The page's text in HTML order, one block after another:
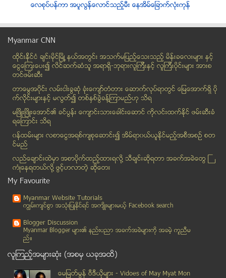
ေလစုပ္ပန္ကာ အပူလြန္ေလာင္သည့္မီး ေနအိမ္ေျခာက္လံုးကုန္
လႈိင္ၿမိဳ႕နယ္ ၁၃ ရပ္ကြက္တြင္ မီးေလာင္မႈျဖစ္ပြားၿပီ...
ယူကရိန္း ခြဲထြက္ေရးသမားေခါင္းေဆာင္က သူပုန္ေတြနဲ႔ ႏ...
ေရေပၚမွာ မီးေလာင္ (ရုပ္/သံ)
မိခင္တက္ႀကြပါမွ သားသမီးမ်ားလည္း တက္ႀကြေသာ ကေလးျဖစ္...
အလုံလမ္း၌ ႏွစ္ထပ္တိုက္ေဟာင္း ၿပဳိက်ရာမွ ႏွစ္ဦးေသ၊...
ဟံသာဝတီအဝိုင္း မီးပြိဳင့္စနစ္ ေျပာင္းရန္ ႏွစ္လတိုး...
Dramatic temperature change ရုတ္တရက္ အပူခ်ိန္အေျပာ...
အေမြခံေကာင္းႏွင့္ အေမြခံဆုိး
သင္မသိေသးတဲ့ ျမန္မာ့ဂုဏ္ေဆာင္ၿပီး ကမ ၻာကေလးစားရတဲ့...
စိတ္ဓာတ္က်ဆင္းမွု ျဖစ္ရပံုႏွင့္ ေျဖရွင္းပံု နည္းလမ္း
တရားမ၀င္ သစ္မ်ားသယ္ေဆာင္လာသည့္ ကားေမွာက္မႈေၾကာင့္ ...
တ႐ုတ္ တည္ေဆာက္သည့္ ေရႊလီ(၁) ေရအားလွ်ပ္စစ္စက္႐ံုက ျ...
အေမရိကန္ေခၽြးမ ( ႏိုင္းႏိုင္းစေန ဘာသာျပန္သည္။ )
ေနျပည္ေတာ္အက္ဖ္စီက ကြင္းပိုင္အျဖစ္ သိမ္းယူထားေသာ ပ...
Myanmar CNN
ထိုင္းနို္င္ငံ ခ်င္းမိုင္ျမိဳ ့နယ္အတြင္း အသက္မျပည့္ေသးသည့္ မိန္းခေလးမ်ား နွင့္
ေငြေၾကးေပး၍ လိင္ဆက္ဆံသူ အရာရွိ-ဘုရားလူၾကီးနွင့္ လူၾကီးပိုင္းမ်ား အားစ
တင္ဖမ္းဆီး
တာေမြအ၀ိုင္း လမ္းငါးခြဆံု ခံုးေက်ာ္တံတား ေဆာက္လုပ္ရာတြင္ ေျမေအာက္ရွိ ပို
က္လိုင္းမ်ားႏွင့္ မလြတ္၍ တစ္ႏွစ္ခြဲခန္႔ၾကာမည္ဟု သိရ
မၿဖိဳးၿဖိဳးေအာင္၏ ခင္ပြန္း ေက်ာင္းသားေခါင္းေဆာင္ ကိုလင္းထက္ႏိုင္ ဖမ္းဆီးခံ
ရေၾကာင္း သိရ
၀န္ထမ္းမ်ား လစာေငြအရစ္က်စုေဆာင္း၍ အိမ္ရာ၀ယ္ယူႏုိင္မည့္အစီအစဥ္ စတ
င္မည္
လည္ေခ်ာင္းထဲမွာ အစာပိုက္ထည့္ထားရလုိ႔ သီခ်င္းဆုိရတာ အခက္အခဲေတြ ႀ
ကံဳေနရတယ္လို႔ ဖြင့္ဟလာတဲ့ ဆုိေတး
My Favourite
Myanmar Website Tutorials
ကၽြမ္းက်င္စြာ အသုံးျပဳႏုိင္ရင္ အက်ိဳးမ်ားမယ့္ Facebook search
Blogger Discussion
Myanmar Blogger မ်ား၏ နည္းပညာ အခက္အခဲမ်ားကုိ အခမဲ့ ကူညီမ
ည္။
လူၾကည့္အမ်ားဆုံး (အစမွ ယခုအထိ)
ေမျမတ္မြန္ ဗီဒီယုိမ်ား - Vidoes of May Myat Mon